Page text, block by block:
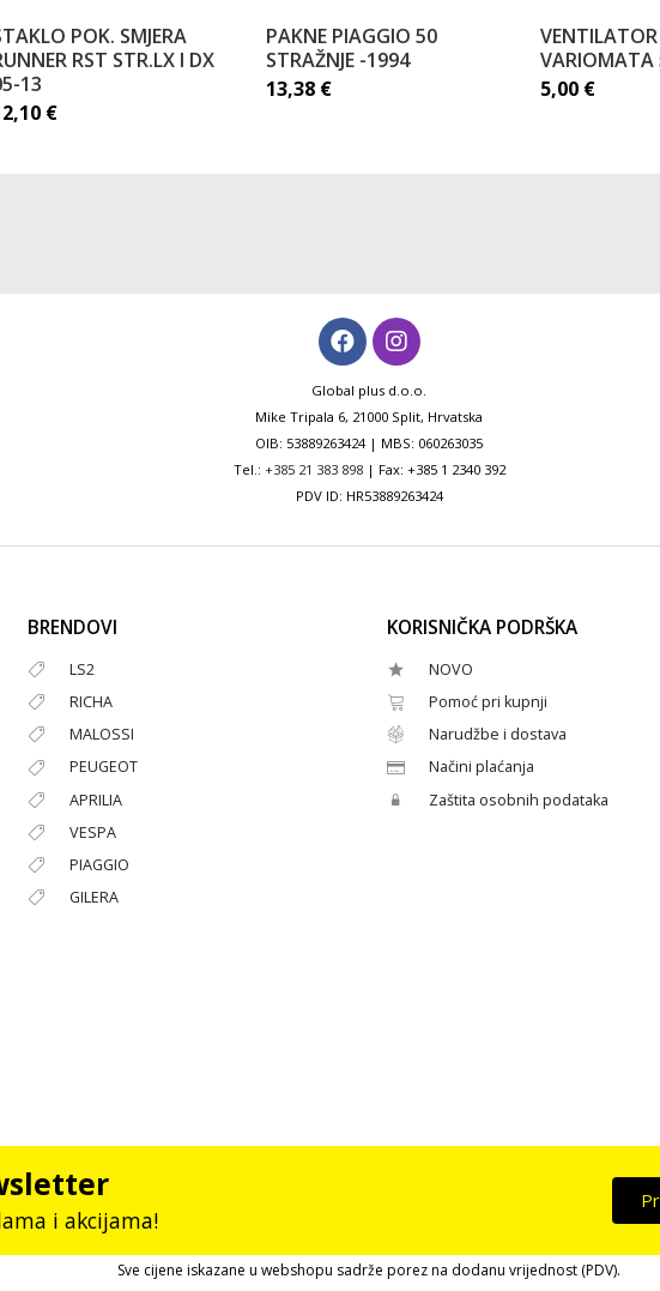
POK. SMJERA
RST STR.LX I DX
13
€
PAKNE PIAGGIO 50
STRAŽNJE -1994
13,38 €
VENTILATOR
VARIOMATA
5,00 €
Global plus d.o.o.
Mike Tripala 6, 21000 Split, Hrvatska
OIB: 53889263424 | MBS: 060263035
Tel.: +385 21 383 898| Fax: +385 1 2340 392
PDV ID: HR53889263424
BRENDOVI
LS2
RICHA
MALOSSI
PEUGEOT
APRILIA
VESPA
PIAGGIO
GILERA
KORISNIČKA PODRŠKA
NOVO
Pomoć pri kupnji
Narudžbe i dostava
Načini plaćanja
Zaštita osobnih podataka
i akcijama!
Sve cijene iskazane u webshopu sadrže porez na dodanu vrijednost (PDV).